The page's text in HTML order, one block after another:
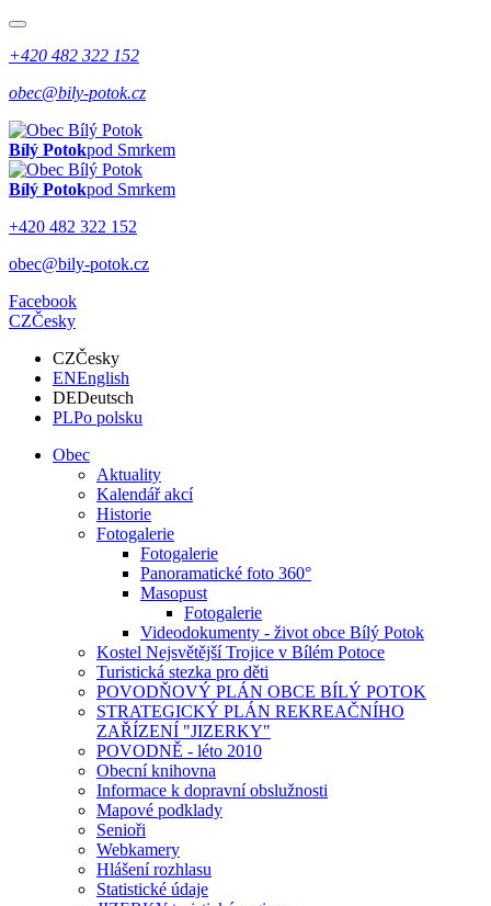
+420 482 322 152
obec@bily-potok.cz
Bílý Potokpod Smrkem
Bílý Potokpod Smrkem
+420 482 322 152
obec@bily-potok.cz
Facebook
CZČesky
CZČesky
ENEnglish
DEDeutsch
PLPo polsku
Obec
Aktuality
Kalendář akcí
Historie
Fotogalerie
Fotogalerie
Panoramatické foto 360°
Masopust
Fotogalerie
Videodokumenty - život obce Bílý Potok
Kostel Nejsvětější Trojice v Bílém Potoce
Turistická stezka pro děti
POVODŇOVÝ PLÁN OBCE BÍLÝ POTOK
STRATEGICKÝ PLÁN REKREAČNÍHO
ZAŘÍZENÍ "JIZERKY"
POVODNĚ - léto 2010
Obecní knihovna
Informace k dopravní obslužnosti
Mapové podklady
Senioři
Webkamery
Hlášení rozhlasu
Statistické údaje